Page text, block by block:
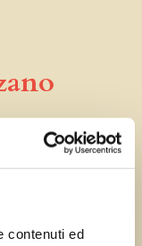
contenuti ed